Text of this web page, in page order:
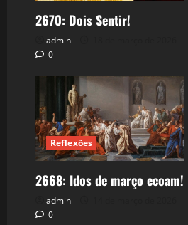
2670: Dois Sentir!
admin
0
Reflexões
2668: Idos de março ecoam!
admin
0